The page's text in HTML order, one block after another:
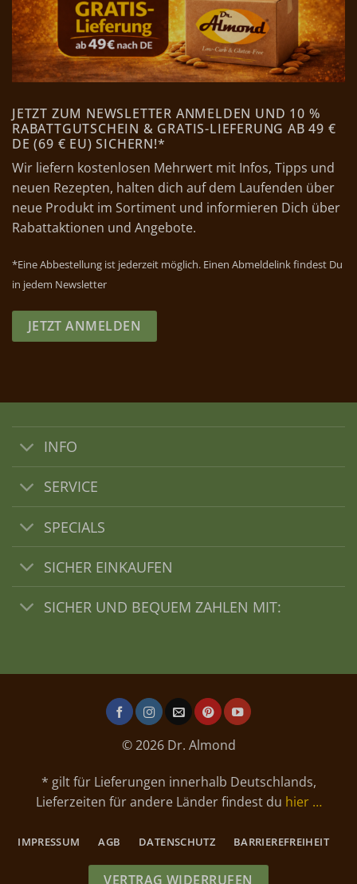
JETZT ZUM NEWSLETTER ANMELDEN UND 10 %
RABATTGUTSCHEIN & GRATIS-LIEFERUNG AB 49 €
DE (69 € EU) SICHERN!*
Wir liefern kostenlosen Mehrwert mit Infos, Tipps und
neuen Rezepten, halten dich auf dem Laufenden über
neue Produkt im Sortiment und informieren Dich über
Rabattaktionen und Angebote.
*Eine Abbestellung ist jederzeit möglich. Einen Abmeldelink findest Du
in jedem Newsletter
JETZT ANMELDEN
INFO
SERVICE
SPECIALS
SICHER EINKAUFEN
SICHER UND BEQUEM ZAHLEN MIT:
© 2026 Dr. Almond
* gilt für Lieferungen innerhalb Deutschlands,
Lieferzeiten für andere Länder findest du hier …
IMPRESSUM AGB DATENSCHUTZ BARRIEREFREIHEIT
VERTRAG WIDERRUFEN